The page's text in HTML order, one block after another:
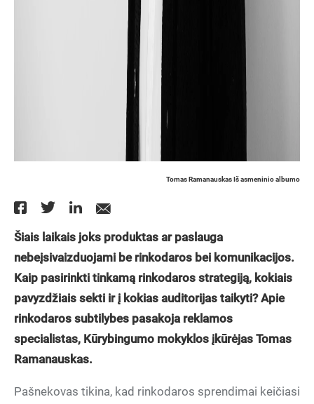
Tomas Ramanauskas Iš asmeninio albumo
Šiais laikais joks produktas ar paslauga
nebeįsivaizduojami be rinkodaros bei komunikacijos.
Kaip pasirinkti tinkamą rinkodaros strategiją, kokiais
pavyzdžiais sekti ir į kokias auditorijas taikyti? Apie
rinkodaros subtilybes pasakoja reklamos
specialistas, Kūrybingumo mokyklos įkūrėjas Tomas
Ramanauskas.
Pašnekovas tikina, kad rinkodaros sprendimai keičiasi